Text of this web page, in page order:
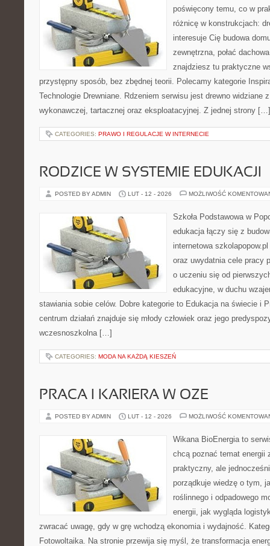
poświęcony temu, co w
różnicę w konstrukcjach:
interesuje Cię budowa
zewnętrzna, połać
znajdziesz tu praktyczne
przystępny sposób, bez zbędnej teorii. Polecamy kategorie
Technologie Drewniane. Rdzeniem serwisu jest drewno widziane
wykonawczej, tartacznej oraz eksploatacyjnej. Z jednej strony […]
CATEGORIES: PRAWO I REGULACJE W INTERNECIE
RODZICE W SYSTEMIE EDUKACJI
POSTED BY ADMIN LUT - 12 - 2026 MOŻLIWOŚĆ
Szkoła Podstawowa w
edukacja łączy się z
internetowa
oraz uwydatnia cele pracy
o uczeniu się od
edukacyjne, w duchu
stawiania sobie celów. Dobre kategorie to Edukacja na świecie i
centrum działań znajduje się młody człowiek oraz jego
wczesnoszkolna […]
CATEGORIES: MODA NA KAŻDĄ KIESZEŃ
PRACA I KARIERA W OZE
POSTED BY ADMIN LUT - 12 - 2026 MOŻLIWOŚĆ
Wikana BioEnergia to
chcą poznać temat energii
praktyczny, ale
porządkuje wiedzę o tym,
roślinnego i odpadowego
energii, jak wygląda
zwracać uwagę, gdy w grę wchodzą ekonomia i wydajność.
Fotowoltaika. Na stronie przewija się myśl, że transformacja